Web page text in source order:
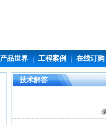
产品世界 工程案例 在线订购
技术解答